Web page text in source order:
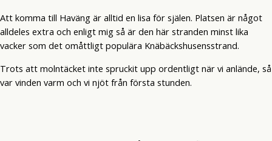
Att komma till Haväng är alltid en lisa för själen. Platsen är något
alldeles extra och enligt mig så är den här stranden minst lika
vacker som det omåttligt populära Knäbäckshusensstrand.
Trots att molntäcket inte spruckit upp ordentligt när vi anlände, så
var vinden varm och vi njöt från första stunden.